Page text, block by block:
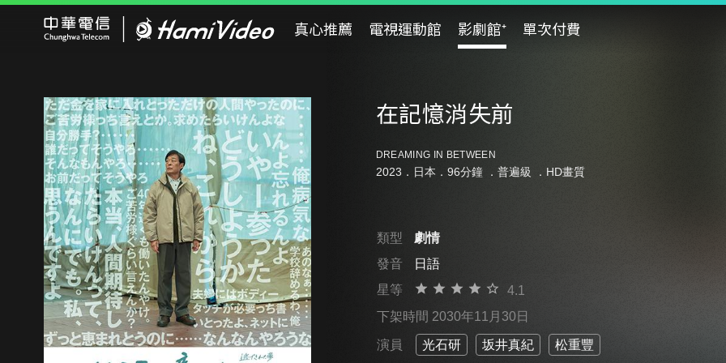
真心推薦 電視運動館 影劇館⁺ 單次付費
在記憶消失前
DREAMING IN BETWEEN
2023．日本．96分鐘 ． 普遍級 ．HD畫質
類型
劇情
發音
日語
星等
4.1
下架時間 2030年11月30日
演員 光石研 坂井真紀 松重豐